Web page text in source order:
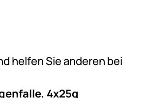
helfen Sie anderen bei
4x25g